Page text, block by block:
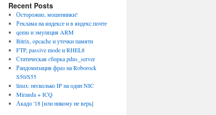
Recent Posts
Осторожно, мошенники!
Реклама на яндексе и в яндекс.почте
qemu и эмуляция ARM
Bitrix, opcache и утечки памяти
FTP, passive mode и RHEL8
Статическая сборка pdns_server
Рандомизация фраз на Roborock
S50/S55
linux: несколько IP на один NIC
Miranda + ICQ
Акадо '18 [или никому не верь]